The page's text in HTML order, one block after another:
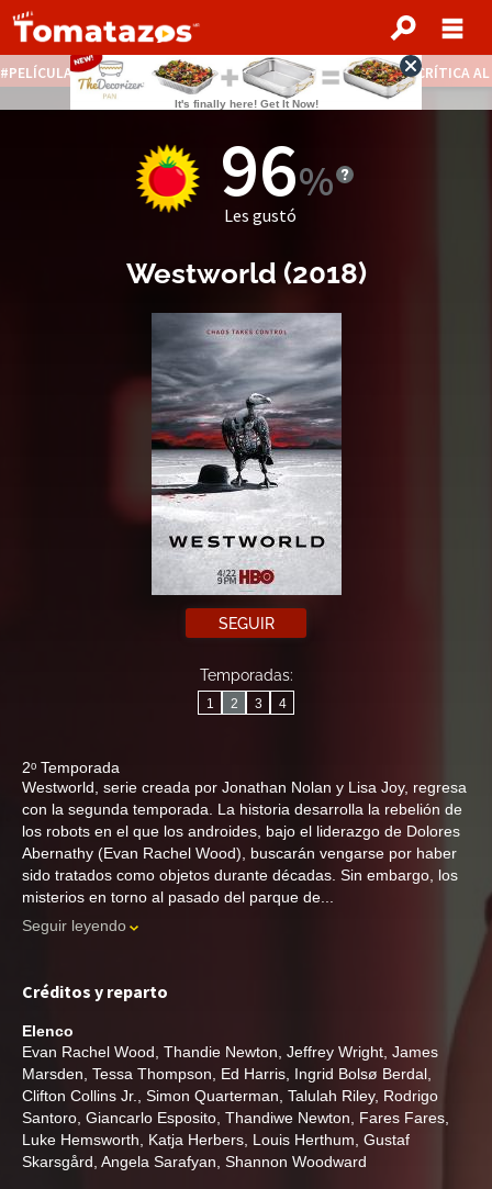
PELÍCULAS STREAMING GRATIS NOTICIAS DESTACADAS CRÍTICA
96
Les gustó
Westworld (2018)
SEGUIR
Temporadas:
1 2 3 4
2ᵒ Temporada
Westworld, serie creada por Jonathan Nolan y Lisa Joy, regresa
con la segunda temporada. La historia desarrolla la rebelión de
los robots en el que los androides, bajo el liderazgo de Dolores
Abernathy (Evan Rachel Wood), buscarán vengarse por haber
sido tratados como objetos durante décadas. Sin embargo, los
misterios en torno al pasado del parque de...
Seguir leyendo
Créditos y reparto
Elenco
Evan Rachel Wood Thandie Newton Jeffrey Wright James
Marsden Tessa Thompson Ed Harris Ingrid Bolsø Berdal
Clifton Collins Jr.
Simon Quarterman Talulah Riley, Rodrigo
Santoro Giancarlo Esposito Thandiwe Newton Fares Fares
Luke Hemsworth
Katja Herbers Louis Herthum Gustaf
Skarsgård Angela Sarafyan Shannon Woodward